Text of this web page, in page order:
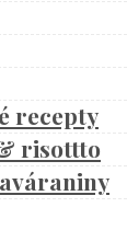
recepty
risottto